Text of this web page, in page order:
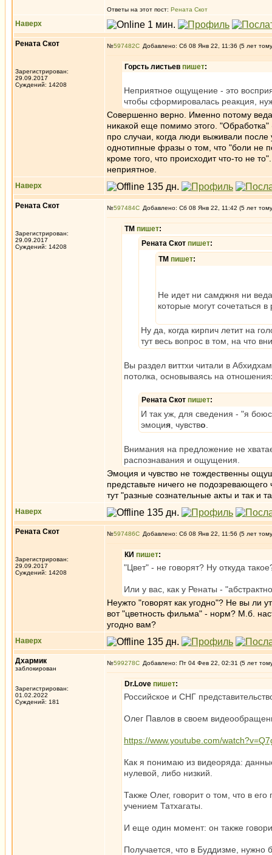
Ответы на этот пост: Рената Скот
Наверх
Рената Скот
Зарегистрирован:
29.09.2017
Суждений: 14208
№597482 Добавлено: Сб 08 Янв 22, 11:36 (5 лет
Горсть листьев пишет:
Неприятное ощущение - это
чтобы сформировалась реакция,
Совершенно верно. Именно потому
никакой еще помимо этого.
про случаи, когда люди выживали
однотипные фразы о том, что "боли не
кроме того, что происходит что-то не
неприятное.
Наверх
Рената Скот
Зарегистрирован:
29.09.2017
Суждений: 14208
№597484 Добавлено: Сб 08 Янв 22, 11:42 (5 лет
ТМ пишет:
Рената Скот пишет:
ТМ пишет:
Не идет ни самджня ни
которые могут сочетаться
Ну да, когда кирпич летит на
тут весь вопрос в том, на что
Вы раздел виттхи читали в
потолка, основываясь на
Рената Скот пишет:
И так уж, для сведения - "я
эмоция , чувство
Внимания на предложение не
распознавания и ощущения.
Эмоция и чувство не тождественны
представьте ничего не
тут "разные сознательные акты и так и
Наверх
Рената Скот
Зарегистрирован:
29.09.2017
Суждений: 14208
№597486 Добавлено: Сб 08 Янв 22, 11:56 (5 лет
КИ пишет:
"Цвет" - не говорят? Ну откуда
Или у вас, как у Ренаты -
Неужто "говорят как угодно"? Не вы ли
вот "цветность фильма" - норм? М.б.
угодно вам?
Наверх
Дхармик
заблокирован
Зарегистрирован:
01.02.2022
Суждений: 181
№599278 Добавлено: Пт 04 Фев 22, 02:31 (5 лет
Dr.Love пишет:
Российское и СНГ
Олег Павлов в своем
https://www.youtube.com/
Как я понимаю из видеоряда:
нулевой, либо низкий.
Также Олег, говорит о том, что в
учением Татхагаты.
И еще один момент: он также
Получается, что в Буддизме, нужно